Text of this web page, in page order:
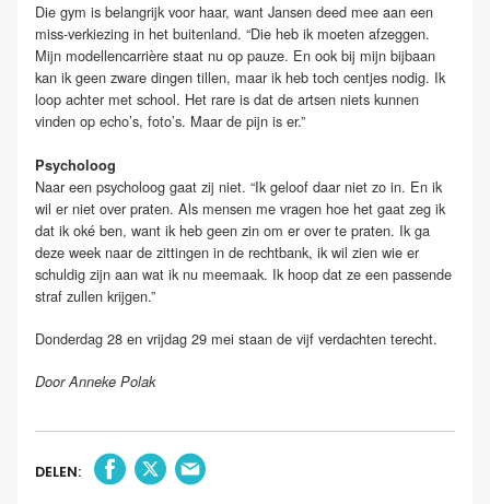
Die gym is belangrijk voor haar, want Jansen deed mee aan een
miss-verkiezing in het buitenland. “Die heb ik moeten afzeggen.
Mijn modellencarrière staat nu op pauze. En ook bij mijn bijbaan
kan ik geen zware dingen tillen, maar ik heb toch centjes nodig. Ik
loop achter met school. Het rare is dat de artsen niets kunnen
vinden op echo’s, foto’s. Maar de pijn is er.”
Psycholoog
Naar een psycholoog gaat zij niet. “Ik geloof daar niet zo in. En ik
wil er niet over praten. Als mensen me vragen hoe het gaat zeg ik
dat ik oké ben, want ik heb geen zin om er over te praten. Ik ga
deze week naar de zittingen in de rechtbank, ik wil zien wie er
schuldig zijn aan wat ik nu meemaak. Ik hoop dat ze een passende
straf zullen krijgen.”
Donderdag 28 en vrijdag 29 mei staan de vijf verdachten terecht.
Door Anneke Polak
DELEN: